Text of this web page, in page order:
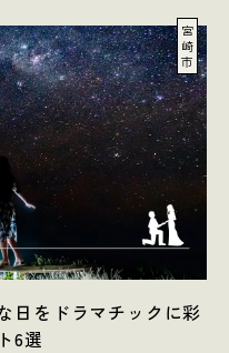
宮
崎
市
日をドラマチックに彩
6選